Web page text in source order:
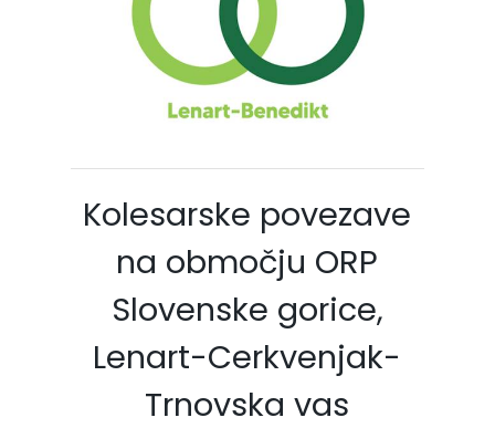
Kolesarske povezave
na območju ORP
Slovenske gorice,
Lenart-Cerkvenjak-
Trnovska vas